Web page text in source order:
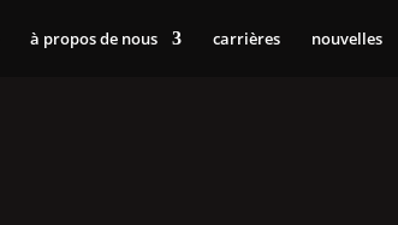
à propos de nous carrières nouvelles